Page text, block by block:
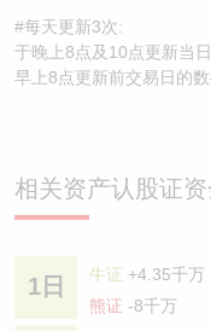
#每天更新3次:
于晚上8点及10点更新当
早上8点更新前交易日的
相关资产认股证
1日 牛证 +4.35千万
熊证 -8千万